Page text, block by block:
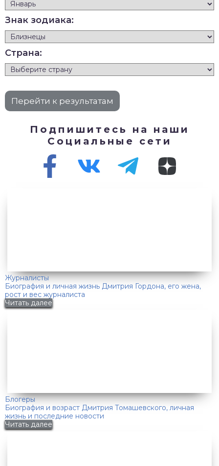
Знак зодиака:
Страна:
Подпишитесь на наши
Социальные сети
Журналисты
Биография и личная жизнь Дмитрия Гордона, его жена,
рост и вес журналиста
Читать далее
Блогеры
Биография и возраст Дмитрия Томашевского, личная
жизнь и последние новости
Читать далее